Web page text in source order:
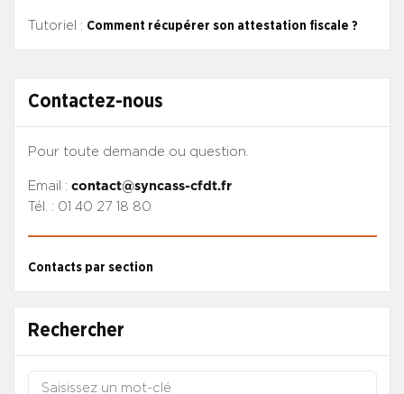
Tutoriel : Comment récupérer son attestation fiscale ?
Contactez-nous
Pour toute demande ou question.
Email : contact@syncass-cfdt.fr
Tél. : 01 40 27 18 80
Contacts par section
Rechercher